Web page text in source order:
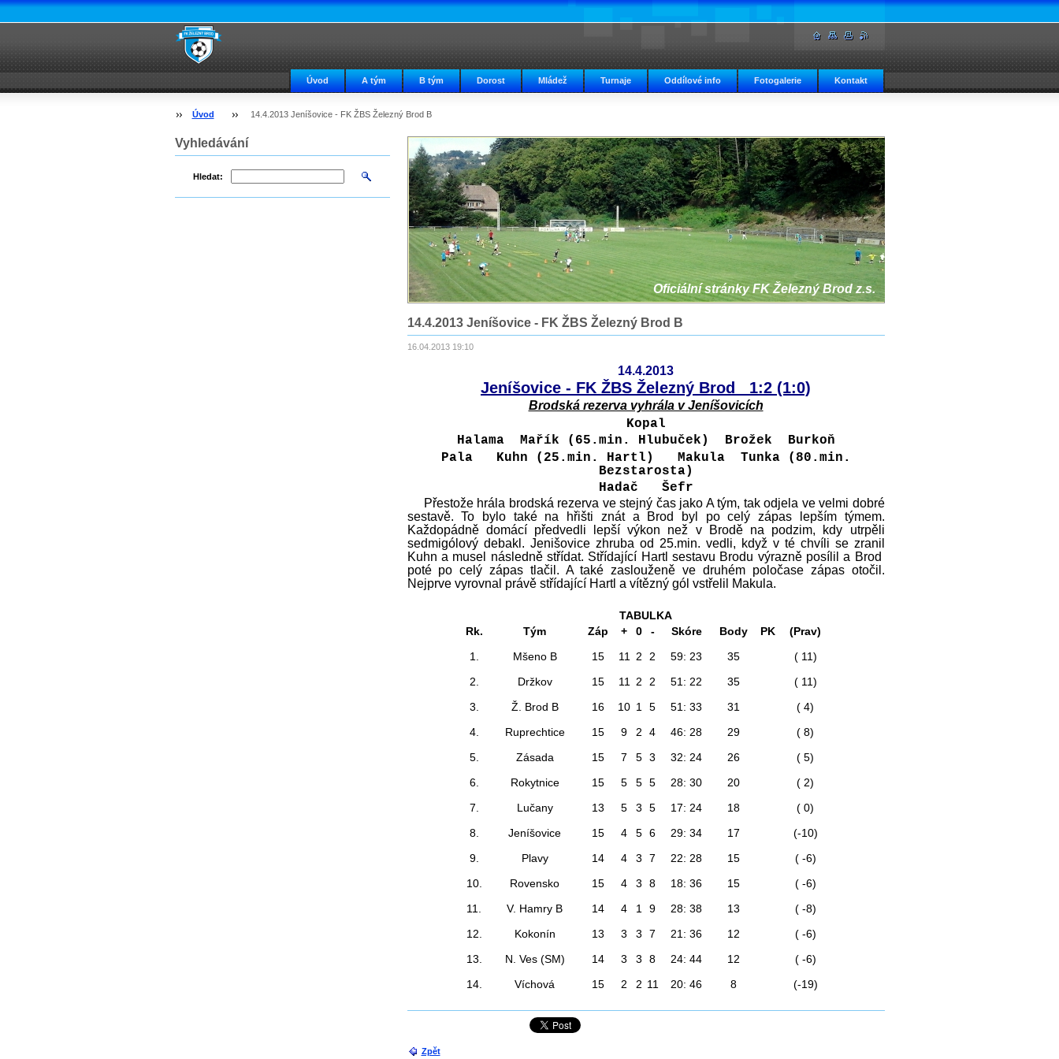
Úvod A tým B tým Dorost Mládež Turnaje Oddílové info Fotogalerie Kontakt
Úvod 14.4.2013 Jeníšovice - FK ŽBS Železný Brod B
Oficiální stránky FK Železný Brod z.s.
14.4.2013 Jeníšovice - FK ŽBS Železný Brod B
16.04.2013 19:10
14.4.2013
Jeníšovice - FK ŽBS Železný Brod 1:2 (1:0)
Brodská rezerva vyhrála v Jeníšovicích
Kopal
Halama Mařík (65.min. Hlubuček) Brožek Burkoň
Pala Kuhn (25.min. Hartl) Makula Tunka (80.min.
Bezstarosta)
Hadač Šefr
Přestože hrála brodská rezerva ve stejný čas jako A tým, tak odjela ve velmi dobré
sestavě. To bylo také na hřišti znát a Brod byl po celý zápas lepším týmem.
Každopádně domácí předvedli lepší výkon než v Brodě na podzim, kdy utrpěli
sedmigólový debakl. Jenišovice zhruba od 25.min. vedli, když v té chvíli se zranil
Kuhn a musel následně střídat. Střídající Hartl sestavu Brodu výrazně posílil a Brod
poté po celý zápas tlačil. A také zaslouženě ve druhém poločase zápas otočil.
Nejprve vyrovnal právě střídající Hartl a vítězný gól vstřelil Makula.
TABULKA
Rk.
Tým Záp + 0 - Skóre Body PK
(Prav)
1.
Mšeno B 15 11 2 2 59: 23 35
( 11)
2.
Držkov 15 11 2 2 51: 22 35
( 11)
3.
Ž. Brod B 16 10 1 5 51: 33 31
( 4)
4.
Ruprechtice 15 9 2 4 46: 28 29
( 8)
5.
Zásada 15 7 5 3 32: 24 26
( 5)
6.
Rokytnice 15 5 5 5 28: 30 20
( 2)
7.
Lučany 13 5 3 5 17: 24 18
( 0)
8.
Jeníšovice 15 4 5 6 29: 34 17
(-10)
9.
Plavy 14 4 3 7 22: 28 15
( -6)
10.
Rovensko 15 4 3 8 18: 36 15
( -6)
11.
V. Hamry B 14 4 1 9 28: 38 13
( -8)
12.
Kokonín 13 3 3 7 21: 36 12
( -6)
13.
N. Ves (SM) 14 3 3 8 24: 44 12
( -6)
14.
Víchová 15 2 2 11 20: 46 8 (-19)
Zpět
Vyhledávání
Hledat: